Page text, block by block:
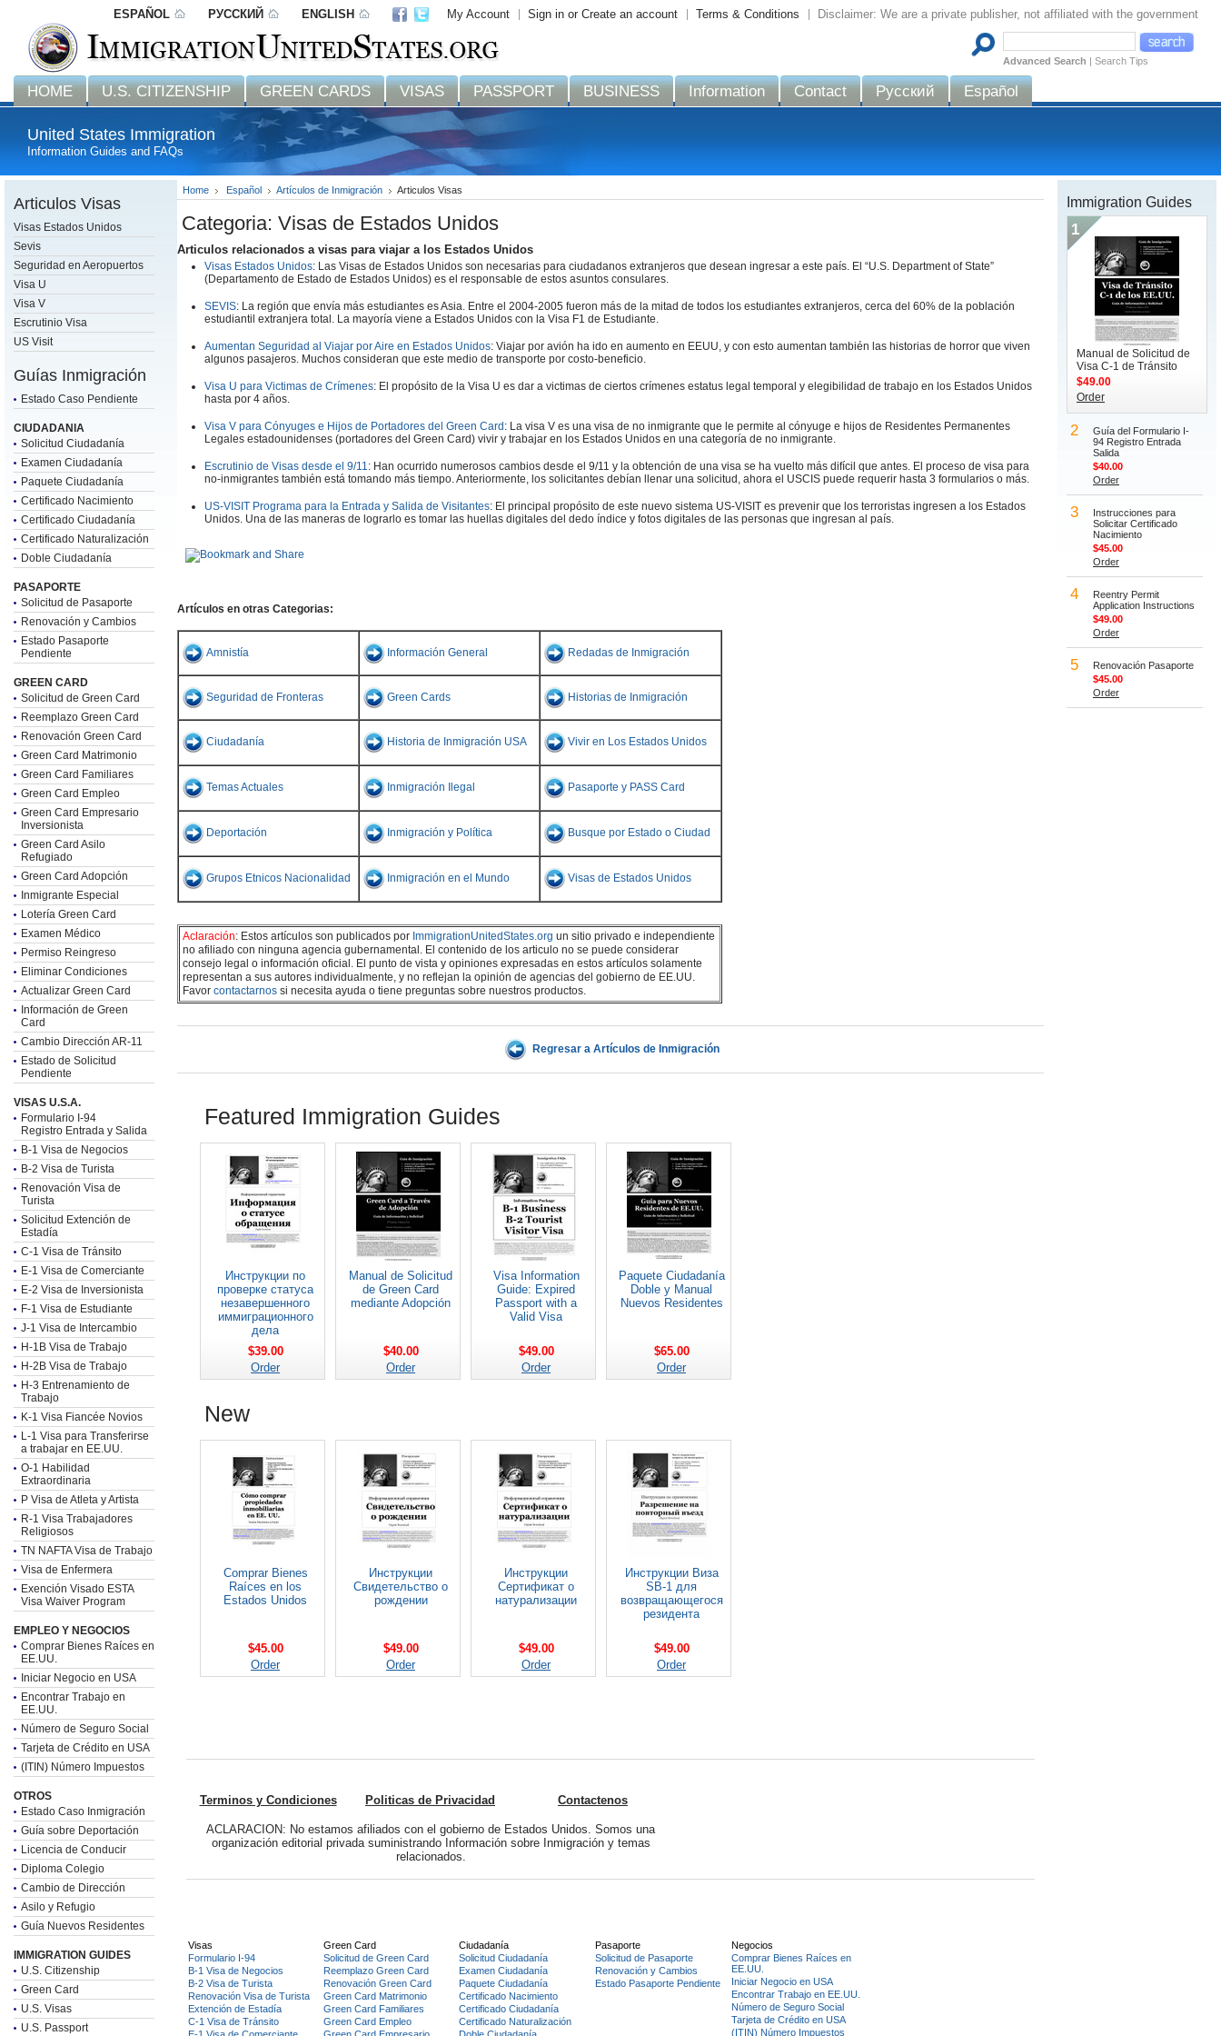
ESPAÑOL РУССКИЙ ENGLISH My Account Sign in or Create an account Terms & Conditions Disclaimer: We are a private publisher, not affiliated with the government
Advanced Search | Search Tips
HOME U.S. CITIZENSHIP GREEN CARDS VISAS PASSPORT BUSINESS Information Contact Русский Español
United States Immigration
Information Guides and FAQs
Articulos Visas
Visas Estados Unidos
Sevis
Seguridad en Aeropuertos
Visa U
Visa V
Escrutinio Visa
US Visit
Guías Inmigración
Estado Caso Pendiente
CIUDADANIA
Solicitud Ciudadanía
Examen Ciudadanía
Paquete Ciudadanía
Certificado Nacimiento
Certificado Ciudadanía
Certificado Naturalización
Doble Ciudadanía
PASAPORTE
Solicitud de Pasaporte
Renovación y Cambios
Estado Pasaporte
Pendiente
GREEN CARD
Solicitud de Green Card
Reemplazo Green Card
Renovación Green Card
Green Card Matrimonio
Green Card Familiares
Green Card Empleo
Green Card Empresario
Inversionista
Green Card Asilo
Refugiado
Green Card Adopción
Inmigrante Especial
Lotería Green Card
Examen Médico
Permiso Reingreso
Eliminar Condiciones
Actualizar Green Card
Información de Green
Card
Cambio Dirección AR-11
Estado de Solicitud
Pendiente
VISAS U.S.A.
Formulario I-94
Registro Entrada y Salida
B-1 Visa de Negocios
B-2 Visa de Turista
Renovación Visa de
Turista
Solicitud Extención de
Estadía
C-1 Visa de Tránsito
E-1 Visa de Comerciante
E-2 Visa de Inversionista
F-1 Visa de Estudiante
J-1 Visa de Intercambio
H-1B Visa de Trabajo
H-2B Visa de Trabajo
H-3 Entrenamiento de
Trabajo
K-1 Visa Fiancée Novios
L-1 Visa para Transferirse
a trabajar en EE.UU.
O-1 Habilidad
Extraordinaria
P Visa de Atleta y Artista
R-1 Visa Trabajadores
Religiosos
TN NAFTA Visa de Trabajo
Visa de Enfermera
Exención Visado ESTA
Visa Waiver Program
EMPLEO Y NEGOCIOS
Comprar Bienes Raíces en
EE.UU.
Iniciar Negocio en USA
Encontrar Trabajo en
EE.UU.
Número de Seguro Social
Tarjeta de Crédito en USA
(ITIN) Número Impuestos
OTROS
Estado Caso Inmigración
Guía sobre Deportación
Licencia de Conducir
Diploma Colegio
Cambio de Dirección
Asilo y Refugio
Guía Nuevos Residentes
IMMIGRATION GUIDES
U.S. Citizenship
Green Card
U.S. Visas
U.S. Passport
Home Español Artículos de Inmigración Articulos Visas
Categoria: Visas de Estados Unidos
Articulos relacionados a visas para viajar a los Estados Unidos
Visas Estados Unidos: Las Visas de Estados Unidos son necesarias para ciudadanos extranjeros que desean ingresar a este país. El “U.S. Department of State”
(Departamento de Estado de Estados Unidos) es el responsable de estos asuntos consulares.
SEVIS: La región que envía más estudiantes es Asia. Entre el 2004-2005 fueron más de la mitad de todos los estudiantes extranjeros, cerca del 60% de la población
estudiantil extranjera total. La mayoría viene a Estados Unidos con la Visa F1 de Estudiante.
Aumentan Seguridad al Viajar por Aire en Estados Unidos: Viajar por avión ha ido en aumento en EEUU, y con esto aumentan también las historias de horror que viven
algunos pasajeros. Muchos consideran que este medio de transporte por costo-beneficio.
Visa U para Victimas de Crímenes: El propósito de la Visa U es dar a victimas de ciertos crímenes estatus legal temporal y elegibilidad de trabajo en los Estados Unidos
hasta por 4 años.
Visa V para Cónyuges e Hijos de Portadores del Green Card : La visa V es una visa de no inmigrante que le permite al cónyuge e hijos de Residentes Permanentes
Legales estadounidenses (portadores del Green Card) vivir y trabajar en los Estados Unidos en una categoría de no inmigrante.
Escrutinio de Visas desde el 9/11: Han ocurrido numerosos cambios desde el 9/11 y la obtención de una visa se ha vuelto más difícil que antes. El proceso de visa para
no-inmigrantes también está tomando más tiempo. Anteriormente, los solicitantes debían llenar una solicitud, ahora el USCIS puede requerir hasta 3 formularios o más.
US-VISIT Programa para la Entrada y Salida de Visitantes: El principal propósito de este nuevo sistema US-VISIT es prevenir que los terroristas ingresen a los Estados
Unidos. Una de las maneras de lograrlo es tomar las huellas digitales del dedo índice y fotos digitales de las personas que ingresan al país.
Artículos en otras Categorias:
Amnistía Información General Redadas de Inmigración
Seguridad de Fronteras Green Cards Historias de Inmigración
Ciudadanía Historia de Inmigración USA Vivir en Los Estados Unidos
Temas Actuales Inmigración Ilegal Pasaporte y PASS Card
Deportación Inmigración y Política Busque por Estado o Ciudad
Grupos Etnicos Nacionalidad Inmigración en el Mundo Visas de Estados Unidos
Aclaración: Estos artículos son publicados por ImmigrationUnitedStates.org un sitio privado e independiente
no afiliado con ninguna agencia gubernamental. El contenido de los articulo no se puede considerar
consejo legal o información oficial. El punto de vista y opiniones expresadas en estos artículos solamente
representan a sus autores individualmente, y no reflejan la opinión de agencias del gobierno de EE.UU.
Favor contactarnos si necesita ayuda o tiene preguntas sobre nuestros productos.
Regresar a Artículos de Inmigración
Featured Immigration Guides
Инструкции по
проверке статуса
незавершенного
иммиграционного
дела
$39.00
Order
Manual de Solicitud
de Green Card
mediante Adopción
$40.00
Order
Visa Information
Guide: Expired
Passport with a
Valid Visa
$49.00
Order
Paquete Ciudadanía
Doble y Manual
Nuevos Residentes
$65.00
Order
New
Comprar Bienes
Raíces en los
Estados Unidos
$45.00
Order
Инструкции
Свидетельство о
рождении
$49.00
Order
Инструкции
Сертификат о
натурализации
$49.00
Order
Инструкции Виза
SB-1 для
возвращающегося
резидента
$49.00
Order
Immigration Guides
1
Manual de Solicitud de
Visa C-1 de Tránsito
$49.00
Order
2
Guía del Formulario I-
94 Registro Entrada
Salida
$40.00
Order
3
Instrucciones para
Solicitar Certificado
Nacimiento
$45.00
Order
4
Reentry Permit
Application Instructions
$49.00
Order
5
Renovación Pasaporte
$45.00
Order
Terminos y Condiciones Politicas de Privacidad Contactenos
ACLARACION: No estamos afiliados con el gobierno de Estados Unidos. Somos una
organización editorial privada suministrando Información sobre Inmigración y temas
relacionados.
Visas
Formulario I-94
B-1 Visa de Negocios
B-2 Visa de Turista
Renovación Visa de Turista
Extención de Estadía
C-1 Visa de Tránsito
Green Card
Solicitud de Green Card
Reemplazo Green Card
Renovación Green Card
Green Card Matrimonio
Green Card Familiares
Green Card Empleo
Ciudadanía
Solicitud Ciudadanía
Examen Ciudadanía
Paquete Ciudadanía
Certificado Nacimiento
Certificado Ciudadanía
Certificado Naturalización
Pasaporte
Solicitud de Pasaporte
Renovación y Cambios
Estado Pasaporte Pendiente
Negocios
Comprar Bienes Raíces en
EE.UU.
Iniciar Negocio en USA
Encontrar Trabajo en EE.UU.
Número de Seguro Social
Tarjeta de Crédito en USA
(ITIN) Número Impuestos